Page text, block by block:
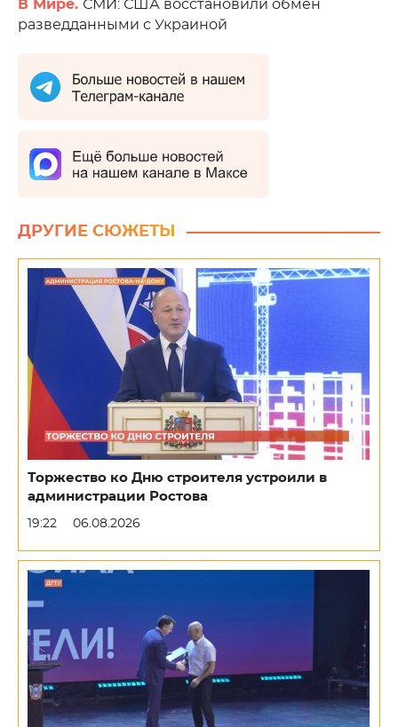
В Мире. СМИ: США восстановили обмен
разведданными с Украиной
ДРУГИЕ СЮЖЕТЫ
Торжество ко Дню строителя устроили в
администрации Ростова
19:22 06.08.2026